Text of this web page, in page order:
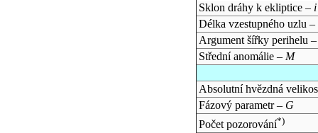
Sklon dráhy k ekliptice – i
Délka vzestupného uzlu –
Argument šířky perihelu
Střední anomálie – M
Absolutní hvězdná
Fázový parametr – G
Počet pozorování*)